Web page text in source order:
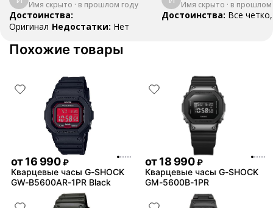
B5600BC-1B
Имя скрыто · в прошлом году
Достоинства:
Оригинал Недостатки: Нет
5600E-
Имя скрыто · в прошлом
Достоинства: Все
Похожие товары
от16 990 ₽
Кварцевые часы G-SHOCK
GW-B5600AR-1PR Black
от18 990 ₽
Кварцевые часы G-SHOCK
GM-5600B-1PR